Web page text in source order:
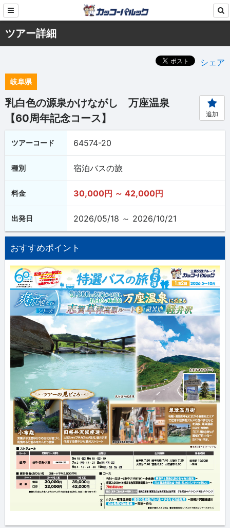
ツアー詳細
シェア
岐阜県
乳白色の源泉かけながし 万座温泉
【60周年記念コース】
追加
ツアーコード 64574-20
種別 宿泊バスの旅
料金 30,000円 ～ 42,000円
出発日 2026/05/18 ～ 2026/10/21
おすすめポイント